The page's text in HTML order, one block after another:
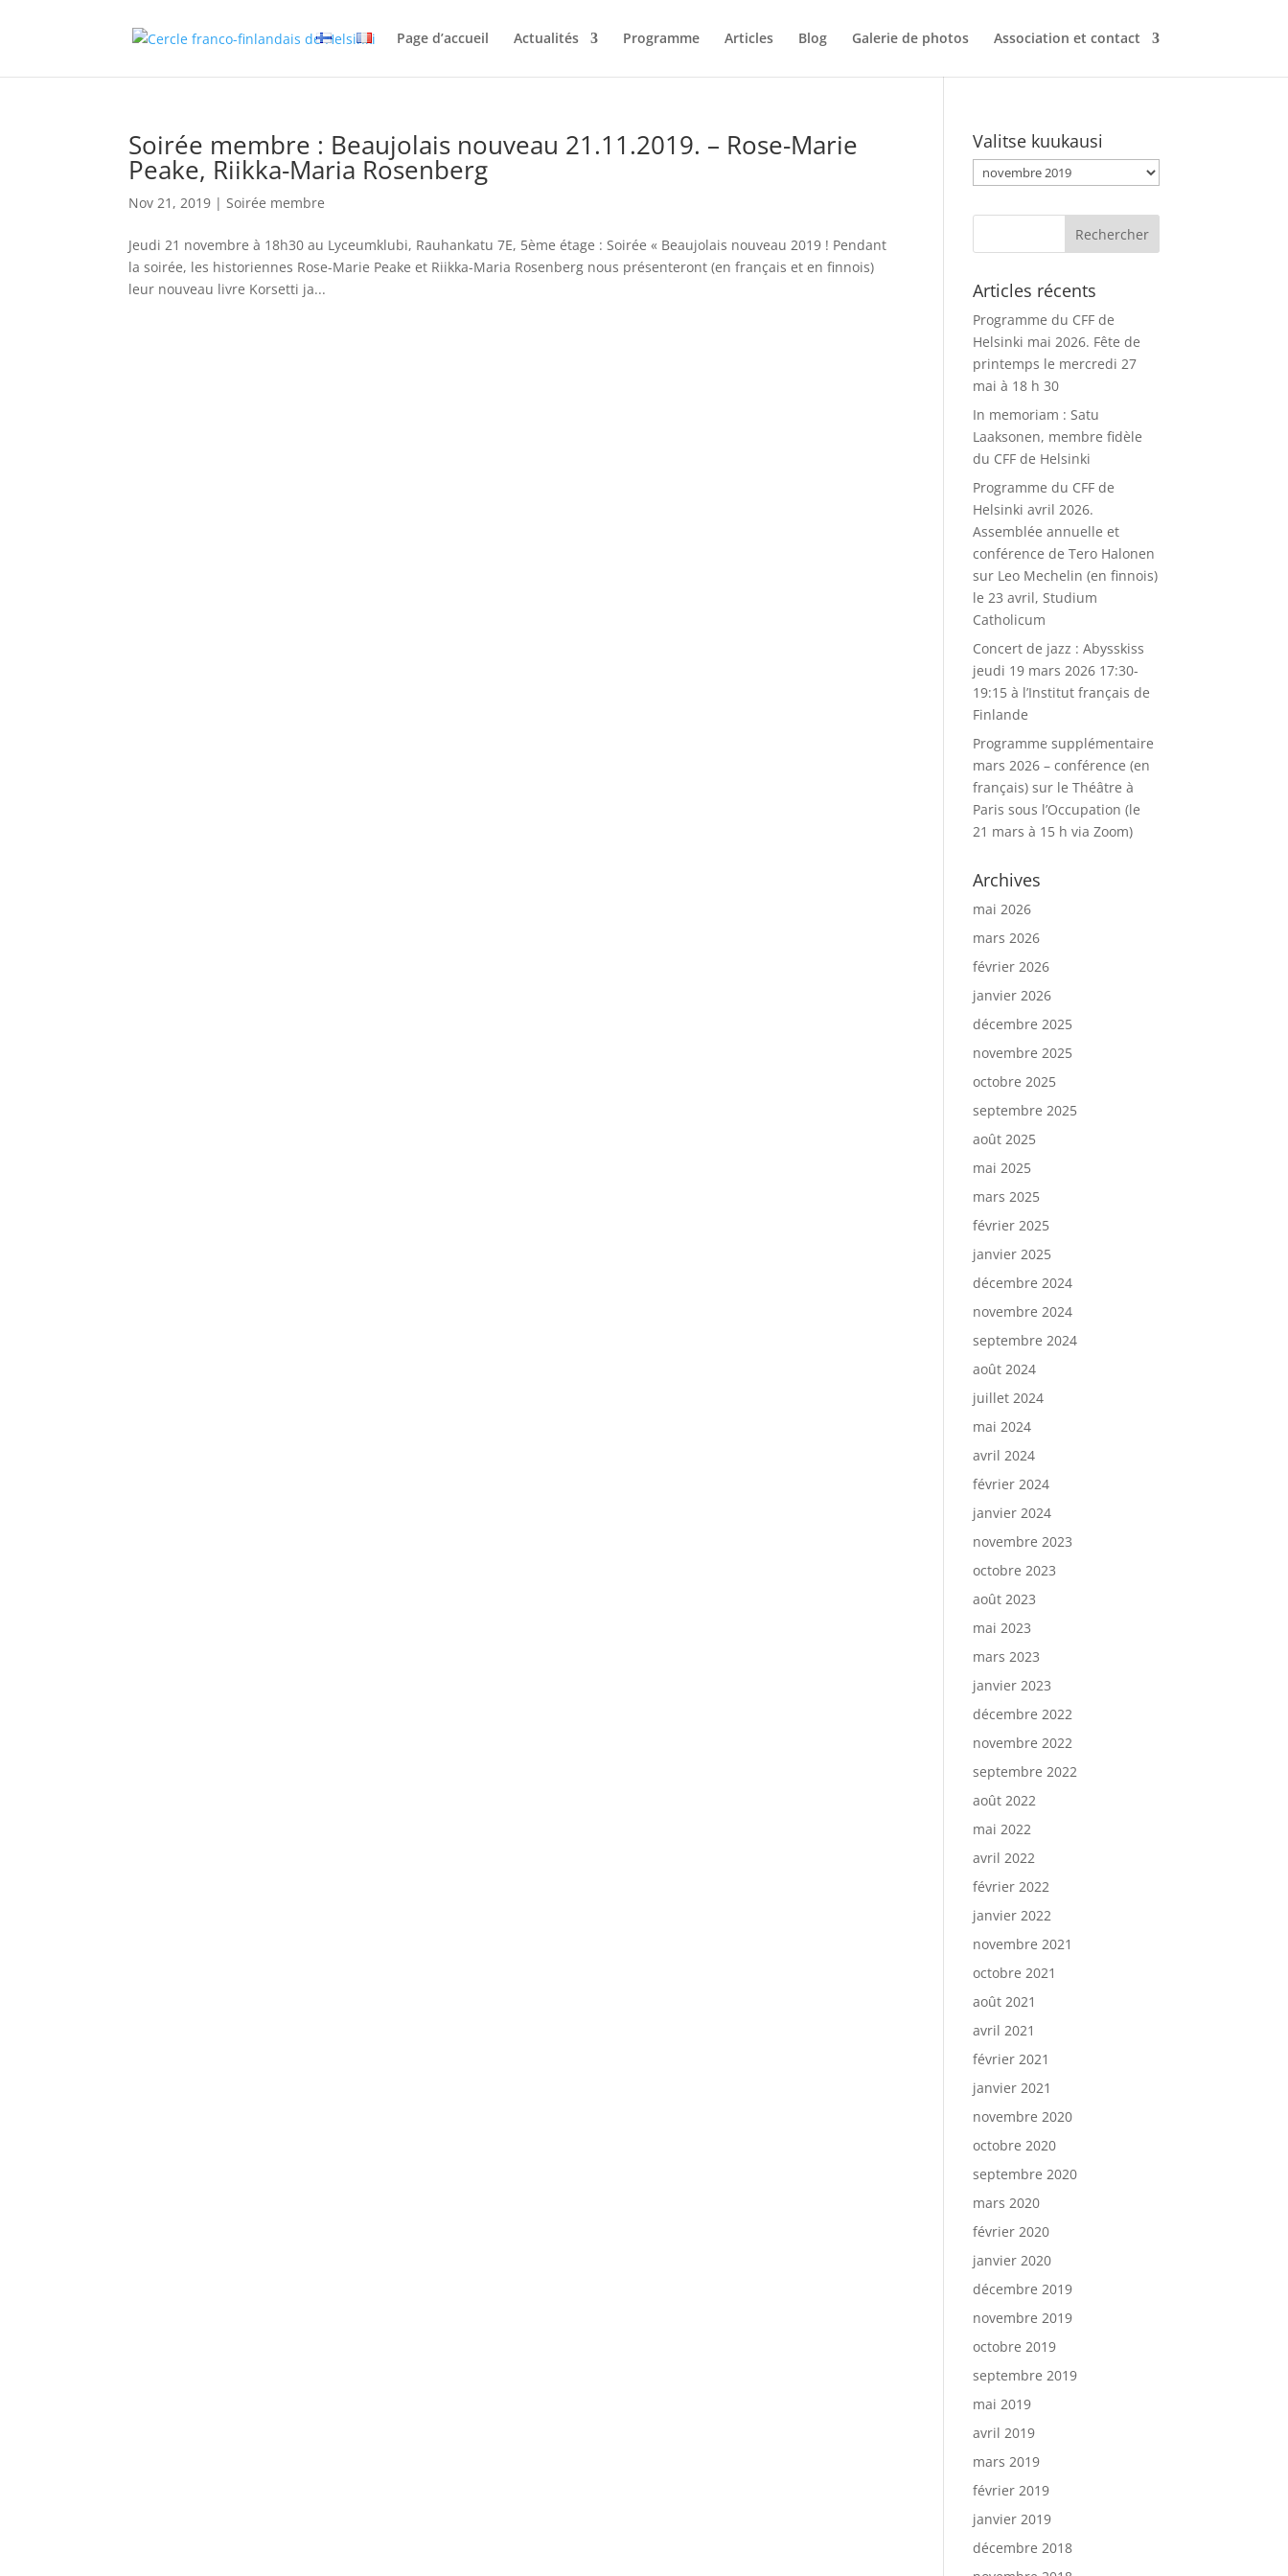
Page d’accueil Actualités Programme Articles Blog Galerie de photos Association et contact
Soirée membre : Beaujolais nouveau 21.11.2019. – Rose-Marie
Peake, Riikka-Maria Rosenberg
Nov 21, 2019 |Soirée membre
Jeudi 21 novembre à 18h30 au Lyceumklubi, Rauhankatu 7E, 5ème étage : Soirée « Beaujolais nouveau 2019 ! Pendant
la soirée, les historiennes Rose-Marie Peake et Riikka-Maria Rosenberg nous présenteront (en français et en finnois)
leur nouveau livre Korsetti ja...
Valitse kuukausi
Valitse
kuukausi
Articles récents
Programme du CFF de
Helsinki mai 2026. Fête de
printemps le mercredi 27
mai à 18 h 30
In memoriam : Satu
Laaksonen, membre fidèle
du CFF de Helsinki
Programme du CFF de
Helsinki avril 2026.
Assemblée annuelle et
conférence de Tero Halonen
sur Leo Mechelin (en finnois)
le 23 avril, Studium
Catholicum
Concert de jazz : Abysskiss
jeudi 19 mars 2026 17:30-
19:15 à l’Institut français de
Finlande
Programme supplémentaire
mars 2026 – conférence (en
français) sur le Théâtre à
Paris sous l’Occupation (le
21 mars à 15 h via Zoom)
Archives
mai 2026
mars 2026
février 2026
janvier 2026
décembre 2025
novembre 2025
octobre 2025
septembre 2025
août 2025
mai 2025
mars 2025
février 2025
janvier 2025
décembre 2024
novembre 2024
septembre 2024
août 2024
juillet 2024
mai 2024
avril 2024
février 2024
janvier 2024
novembre 2023
octobre 2023
août 2023
mai 2023
mars 2023
janvier 2023
décembre 2022
novembre 2022
septembre 2022
août 2022
mai 2022
avril 2022
février 2022
janvier 2022
novembre 2021
octobre 2021
août 2021
avril 2021
février 2021
janvier 2021
novembre 2020
octobre 2020
septembre 2020
mars 2020
février 2020
janvier 2020
décembre 2019
novembre 2019
octobre 2019
septembre 2019
mai 2019
avril 2019
mars 2019
février 2019
janvier 2019
décembre 2018